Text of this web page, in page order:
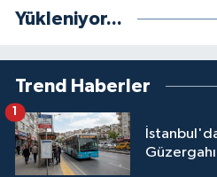
Yükleniyor...
Trend Haberler
1